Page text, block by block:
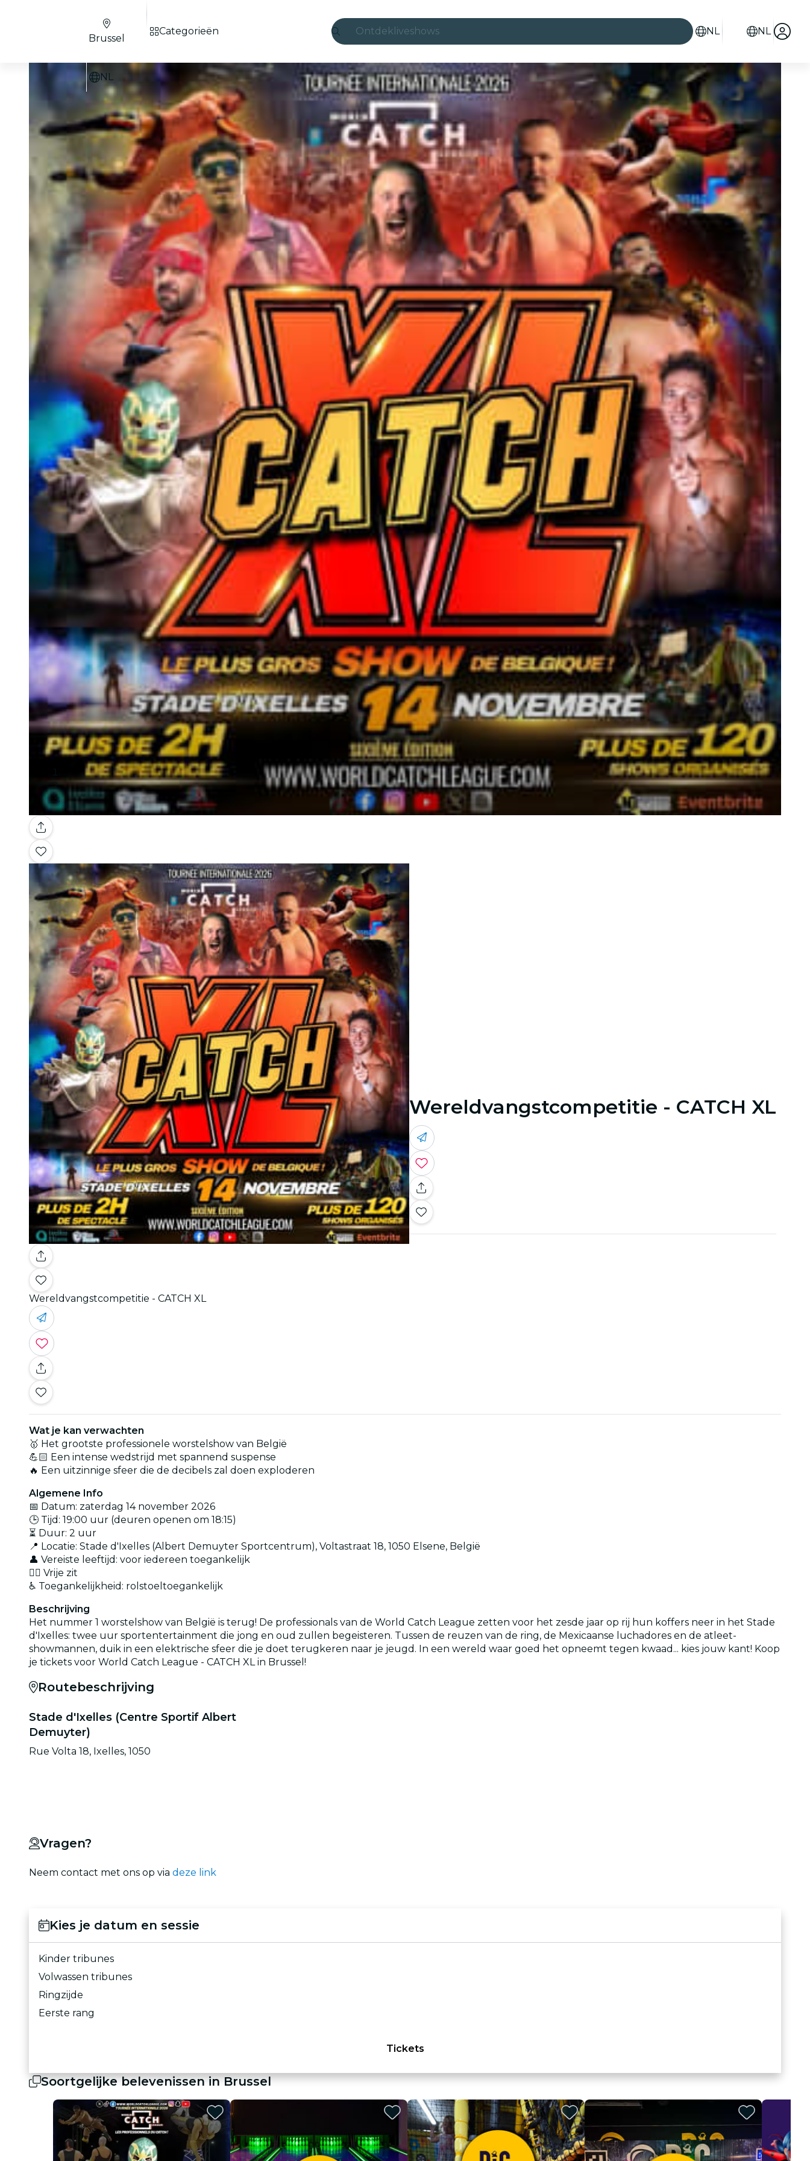
Ontdek liveshows
Candlelight
Londen
experiences en steden
São Paulo
tentoonstellingen
Seoul
stedentours
concerten
restaurants
film
NL NL
Brussel
NL
Categorieën
Galerij
Wereldvangstcompetitie - CATCH XL
Wereldvangstcompetitie - CATCH XL
Wat je kan verwachten
🥇 Het grootste professionele worstelshow van België
💪🏻 Een intense wedstrijd met spannend suspense
🔥 Een uitzinnige sfeer die de decibels zal doen exploderen
Algemene Info
📅 Datum: zaterdag 14 november 2026
🕒 Tijd: 19:00 uur (deuren openen om 18:15)
⏳ Duur: 2 uur
📍 Locatie: Stade d'Ixelles (Albert Demuyter Sportcentrum), Voltastraat 18, 1050 Elsene, België
👤 Vereiste leeftijd: voor iedereen toegankelijk
👉🏼 Vrije zit
♿ Toegankelijkheid: rolstoeltoegankelijk
Beschrijving
Het nummer 1 worstelshow van België is terug! De professionals van de World Catch League zetten voor het zesde jaar op rij hun koffers neer in het Stade
d'Ixelles: twee uur sportentertainment die jong en oud zullen begeisteren. Tussen de reuzen van de ring, de Mexicaanse luchadores en de atleet-
showmannen, duik in een elektrische sfeer die je doet terugkeren naar je jeugd. In een wereld waar goed het opneemt tegen kwaad... kies jouw kant! Koop
je tickets voor World Catch League - CATCH XL in Brussel!
Routebeschrijving
Stade d'Ixelles (Centre Sportif Albert
Demuyter)
Rue Volta 18, Ixelles, 1050
Vragen?
Neem contact met ons op via deze link
Kies je datum en sessie
Kinder tribunes
Volwassen tribunes
Ringzijde
Eerste rang
Tickets
Soortgelijke belevenissen in Brussel